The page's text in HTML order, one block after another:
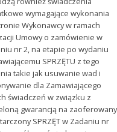
wymagające wykonania
Wykonawcy w ramach
Umowy o zamówienie w
nr 2, na etapie po wydaniu
SPRZĘTU z tego
takie jak usuwanie wad i
dla Zamawiającego
świadczeń w związku z
gwarancją na zaoferowany
SPRZĘT w Zadaniu nr